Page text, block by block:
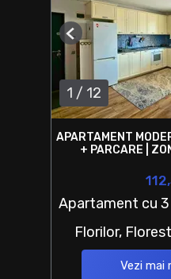
1 / 12
Previous
APARTAMENT
+ PARCARE |
Apartament cu
Florilor,
Vezi mai